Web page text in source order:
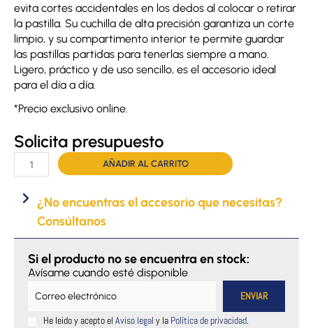
evita cortes accidentales en los dedos al colocar o retirar
la pastilla. Su cuchilla de alta precisión garantiza un corte
limpio, y su compartimento interior te permite guardar
las pastillas partidas para tenerlas siempre a mano.
Ligero, práctico y de uso sencillo, es el accesorio ideal
para el día a día.
*Precio exclusivo online.
Solicita presupuesto
Partidor
de
Safety
cantidad
AÑADIR AL CARRITO
¿No encuentras el accesorio que necesitas?
Consúltanos
Si el producto no se encuentra en stock:
Avísame cuando esté disponible
He leido y acepto el Aviso legal y la Política de privacidad.